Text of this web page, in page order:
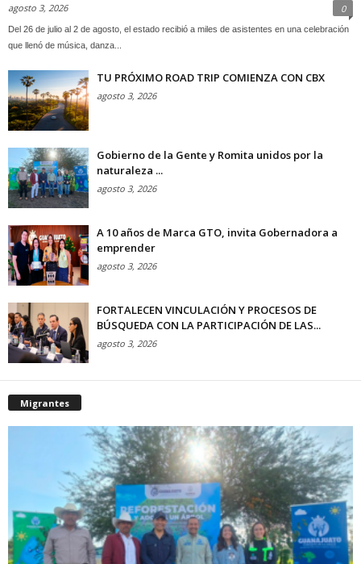
agosto 3, 2026 0
Del 26 de julio al 2 de agosto, el estado recibió a miles de asistentes en una celebración
que llenó de música, danza...
TU PRÓXIMO ROAD TRIP COMIENZA CON CBX
agosto 3, 2026
Gobierno de la Gente y Romita unidos por la
naturaleza ...
agosto 3, 2026
A 10 años de Marca GTO, invita Gobernadora a
emprender
agosto 3, 2026
FORTALECEN VINCULACIÓN Y PROCESOS DE
BÚSQUEDA CON LA PARTICIPACIÓN DE LAS...
agosto 3, 2026
Migrantes